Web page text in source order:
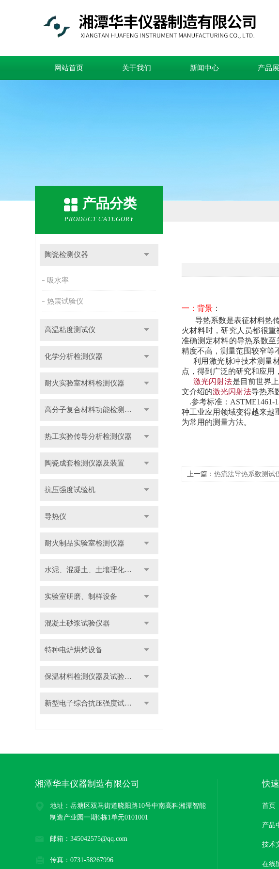
网站首页 关于我们 新闻中心 产品
产品分类
PRODUCT CATEGORY
陶瓷检测仪器
吸水率
热震试验仪
高温粘度测试仪
化学分析检测仪器
耐火实验室材料检测仪器
高分子复合材料功能检测仪器
热工实验传导分析检测仪器
陶瓷成套检测仪器及装置
抗压强度试验机
导热仪
耐火制品实验室检测仪器
水泥、混凝土、土壤理化检测仪器及装置
实验室研磨、制样设备
混凝土砂浆试验仪器
特种电炉烘烤设备
保温材料检测仪器及试验装置
新型电子综合抗压强度试验机
一：背景 ：
导热系数是表征材料热
火材料时，研究人员都很
准确测定材料的导热系数
精度不高，测量范围较窄等
利用激光脉冲技术测量
点，得到广泛的研究和应用
激光闪射法是目前世界
文介绍的激光闪射法导热系
.参考标准： ASTME1461-
种工业应用领域变得越来越
为常用的测量方法。
上一篇： 热流法导热系数测试
湘潭华丰仪器制造有限公司
地址：岳塘区双马街道晓阳路10号中南高科湘潭智能
制造产业园一期6栋1单元0101001
邮箱：345042575@qq.com
传真：0731-58267996
快
首页
产品
技术
在线